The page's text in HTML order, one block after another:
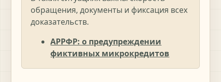
обращения, документы и фиксация всех
доказательств.
АРРФР: о предупреждении
фиктивных микрокредитов